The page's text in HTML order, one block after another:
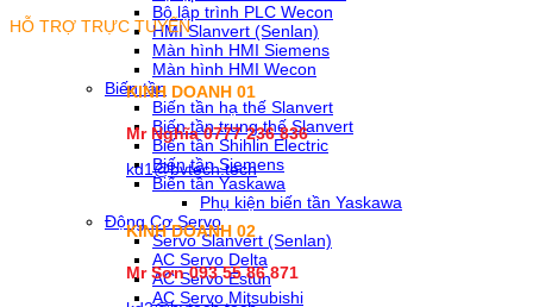
Bộ lập trình PLC Wecon
HMI Slanvert (Senlan)
Màn hình HMI Siemens
Màn hình HMI Wecon
Biến tần
Biến tần hạ thế Slanvert
Biến tần trung thế Slanvert
Biến tần Shihlin Electric
Biến tần Siemens
Biến tần Yaskawa
Phụ kiện biến tần Yaskawa
Động Cơ Servo
Servo Slanvert (Senlan)
AC Servo Delta
AC Servo Estun
AC Servo Mitsubishi
HỖ TRỢ TRỰC TUYẾN
KINH DOANH 01
Mr Nghĩa 0777 236 836
kd1@bvtech.tech
KINH DOANH 02
Mr Sơn093 55 86 871